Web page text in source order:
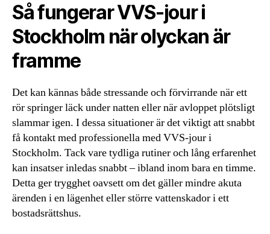
Så fungerar VVS-jour i
Stockholm när olyckan är
framme
Det kan kännas både stressande och förvirrande när ett
rör springer läck under natten eller när avloppet plötsligt
slammar igen. I dessa situationer är det viktigt att snabbt
få kontakt med professionella med VVS-jour i
Stockholm. Tack vare tydliga rutiner och lång erfarenhet
kan insatser inledas snabbt – ibland inom bara en timme.
Detta ger trygghet oavsett om det gäller mindre akuta
ärenden i en lägenhet eller större vattenskador i ett
bostadsrättshus.